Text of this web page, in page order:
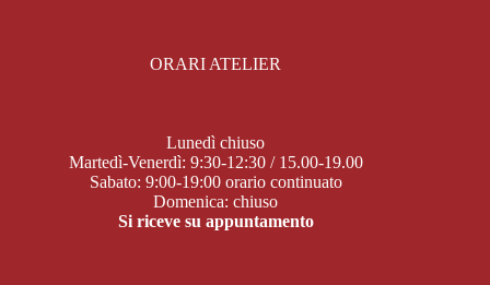
ORARI ATELIER
Lunedì chiuso
Martedì-Venerdì: 9:30-12:30 / 15.00-19.00
Sabato: 9:00-19:00 orario continuato
Domenica: chiuso
Si riceve su appuntamento